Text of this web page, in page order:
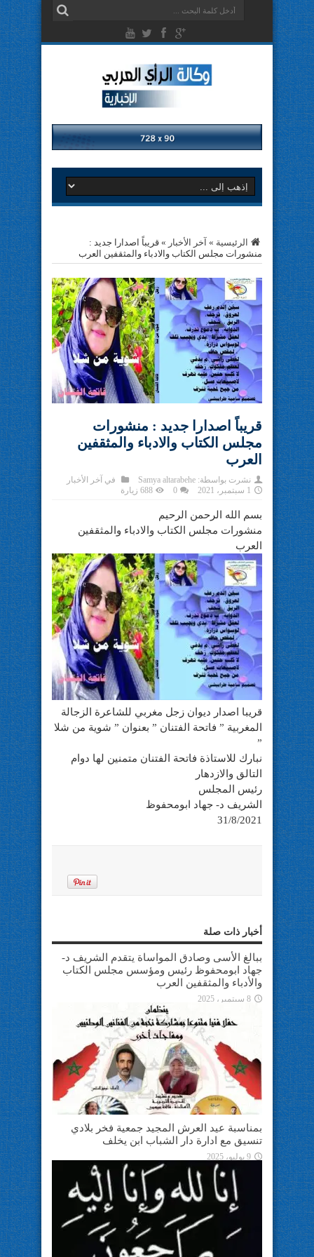
الرئيسية » آخر الأخبار » قريباً اصدارا جديد :
منشورات مجلس الكتاب والادباء والمثقفين العرب
قريباً اصدارا جديد : منشورات
مجلس الكتاب والادباء والمثقفين
العرب
نشرت بواسطة: Samya altarabehe في آخر الأخبار
1 سبتمبر، 2021
0 688 زيارة
بسم الله الرحمن الرحيم
منشورات مجلس الكتاب والادباء والمثقفين
العرب
قريبا اصدار ديوان زجل مغربي للشاعرة الزجالة
المغربية ” فاتحة الفتنان ” بعنوان ” شوية من شلا
”
نبارك للاستاذة فاتحة الفتنان متمنين لها دوام
التالق والازدهار
رئيس المجلس
الشريف د- جهاد ابومحفوظ
31/8/2021
أخبار ذات صلة
ببالغ الأسى وصادق المواساة يتقدم الشريف د-
جهاد ابومحفوظ رئيس ومؤسس مجلس الكتاب
والأدباء والمثقفين العرب
8 سبتمبر، 2025
بمناسبة عيد العرش المجيد جمعية فخر بلادي
تنسيق مع ادارة دار الشباب ابن يخلف
9 يوليو، 2025